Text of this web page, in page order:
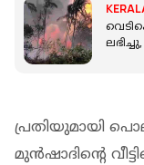
പ്രതിയുമായി
മുന്‍ഷാദിന്റെ